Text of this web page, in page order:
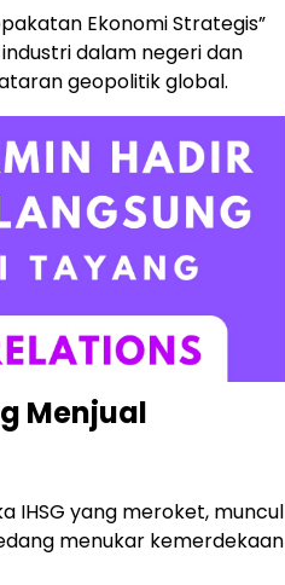
Ekonomi Strategis”
dalam negeri dan
geopolitik global.
Menjual
IHSG yang meroket, muncul
menukar kemerdekaan